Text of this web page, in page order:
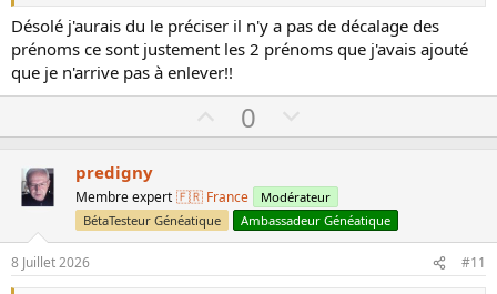
Voir la pièce jointe 32019
Ceci dit ce modèle est particulièrement difficile à lire même
si son look verdoyant n'est pas déplaisant.
Désolé j'aurais du le préciser il n'y a pas de décalage des
prénoms ce sont justement les 2 prénoms que j'avais ajouté
que je n'arrive pas à enlever!!
U
p
o
t
e
0
o
n
v
o
t
predigny
Membre expert 🇫🇷 France
Modérateur
BétaTesteur Généatique
Ambassadeur Généatique
8 Juillet 2026 #11